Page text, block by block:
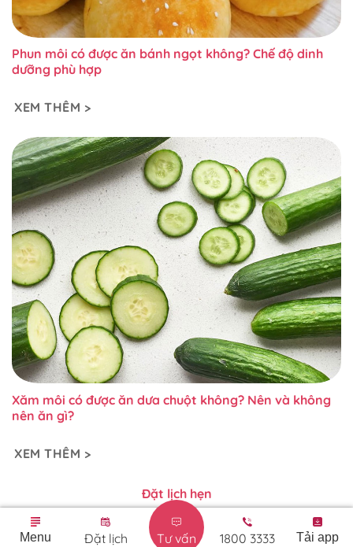
Phun môi có được ăn bánh ngọt không? Chế độ dinh
dưỡng phù hợp
XEM THÊM >
Xăm môi có được ăn dưa chuột không? Nên và không
nên ăn gì?
XEM THÊM >
Đặt lịch hẹn
Menu Đặt lịch Tư vấn 1800 3333 Tải app